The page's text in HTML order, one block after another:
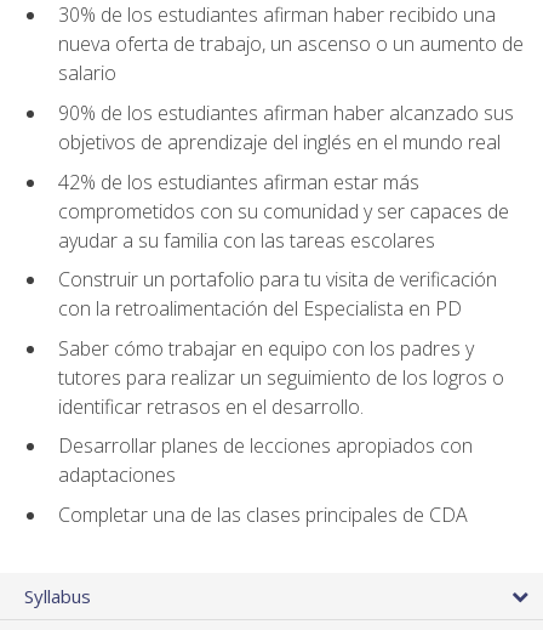
30% de los estudiantes afirman haber recibido una
nueva oferta de trabajo, un ascenso o un aumento de
salario
90% de los estudiantes afirman haber alcanzado sus
objetivos de aprendizaje del inglés en el mundo real
42% de los estudiantes afirman estar más
comprometidos con su comunidad y ser capaces de
ayudar a su familia con las tareas escolares
Construir un portafolio para tu visita de verificación
con la retroalimentación del Especialista en PD
Saber cómo trabajar en equipo con los padres y
tutores para realizar un seguimiento de los logros o
identificar retrasos en el desarrollo.
Desarrollar planes de lecciones apropiados con
adaptaciones
Completar una de las clases principales de CDA
Syllabus